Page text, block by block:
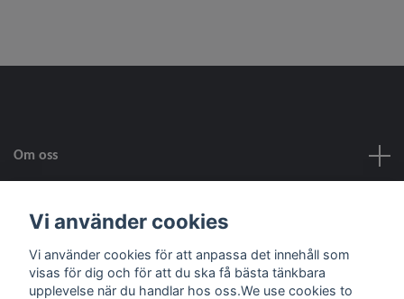
Om oss
Fotmeny
Vi använder cookies
Vi använder cookies för att anpassa det innehåll som
visas för dig och för att du ska få bästa tänkbara
upplevelse när du handlar hos oss.We use cookies to